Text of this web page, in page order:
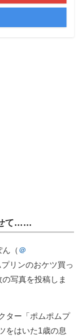
て……
（ ＠
リンのおケツ買っ
写真を投稿しま
ター「ポムポムプ
をはいた1歳の息